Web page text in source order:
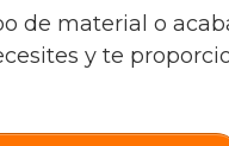
de material o
y te